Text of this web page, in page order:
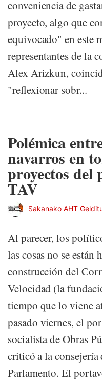
conveniencia de
proyecto, algo que
equivocado" en este
representantes de la
Alex Arizkun,
"reflexionar sobr...
Polémica
navarros en
proyectos
TAV
Sakanako AHT
Al parecer, los
las cosas no se
construcción del
Velocidad (la
tiempo que lo viene
pasado viernes, el
socialista de Obras
criticó a la consejería
Parlamento. El